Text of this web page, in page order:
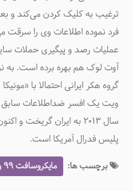
ترغیب به کلیک کردن می‌کند و بعد
فرد نموده اطلاعات وی را سرقت
عملیات رصد و پیگیری حملات
آوت لوک هم بهره برده است. به
گروه هکر ایرانی احتمالا با
ویت یک افسر ضداطلاعات سابق
سال ۲۰۱۳ به ایران
پلیس فدرال آمریکا است.
برچسب ها: مایکروسافت ۹۹ وبسایت «هکرهای ایرانی» را بست